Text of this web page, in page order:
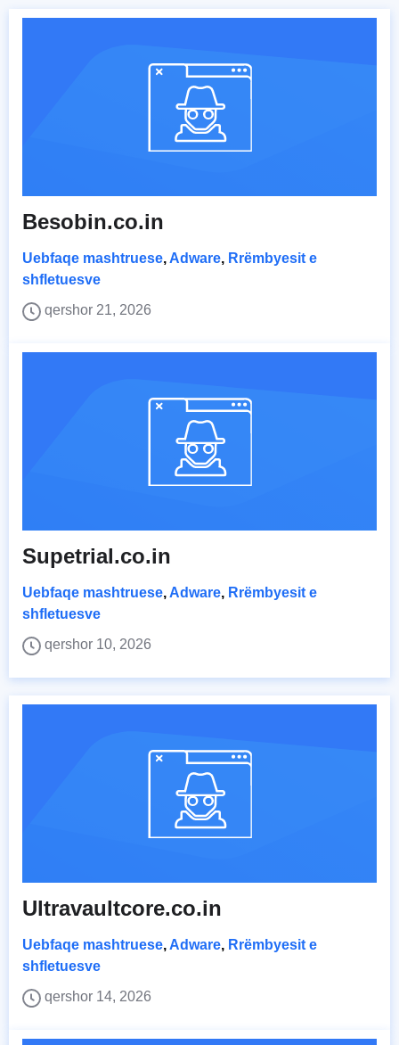
Besobin.co.in
Uebfaqe mashtruese, Adware, Rrëmbyesit e
shfletuesve
qershor 21, 2026
Supetrial.co.in
Uebfaqe mashtruese, Adware, Rrëmbyesit e
shfletuesve
qershor 10, 2026
Ultravaultcore.co.in
Uebfaqe mashtruese, Adware, Rrëmbyesit e
shfletuesve
qershor 14, 2026